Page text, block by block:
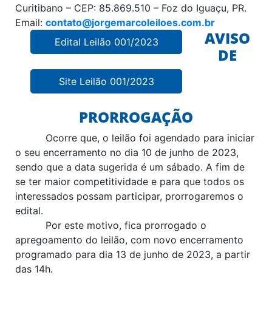
Curitibano – CEP: 85.869.510 – Foz do Iguaçu, PR.
Email: contato@jorgemarcoleiloes.com.br
Edital Leilão 001/2023
Site Leilão 001/2023
AVISO
DE
PRORROGAÇÃO
Ocorre que, o leilão foi agendado para iniciar
o seu encerramento no dia 10 de junho de 2023,
sendo que a data sugerida é um sábado. A fim de
se ter maior competitividade e para que todos os
interessados possam participar, prorrogaremos o
edital.
Por este motivo, fica prorrogado o
apregoamento do leilão, com novo encerramento
programado para dia 13 de junho de 2023, a partir
das 14h.